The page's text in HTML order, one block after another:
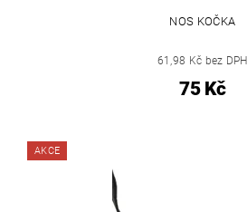
NOS KOČKA
61,98 Kč bez DPH
75 Kč
AKCE